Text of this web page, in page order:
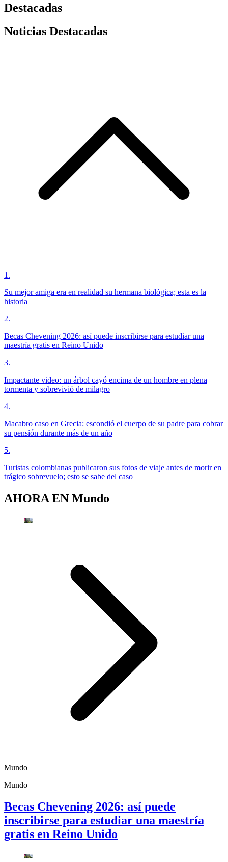
Destacadas
Noticias Destacadas
1 .
Su mejor amiga era en realidad su hermana biológica; esta es la
historia
2.
Becas Chevening 2026: así puede inscribirse para estudiar una
maestría gratis en Reino Unido
3.
Impactante video: un árbol cayó encima de un hombre en plena
tormenta y sobrevivió de milagro
4.
Macabro caso en Grecia: escondió el cuerpo de su padre para cobrar
su pensión durante más de un año
5.
Turistas colombianas publicaron sus fotos de viaje antes de morir en
trágico sobrevuelo; esto se sabe del caso
AHORA EN Mundo
Mundo
Mundo
Becas Chevening 2026: así puede
inscribirse para estudiar una maestría
gratis en Reino Unido